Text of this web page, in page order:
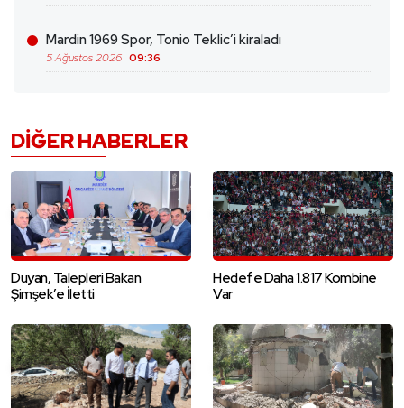
Mardin 1969 Spor, Tonio Teklic’i kiraladı
5 Ağustos 2026 09:36
DIĞER HABERLER
Duyan, Talepleri Bakan
Şimşek’e İletti
Hedefe Daha 1.817 Kombine
Var